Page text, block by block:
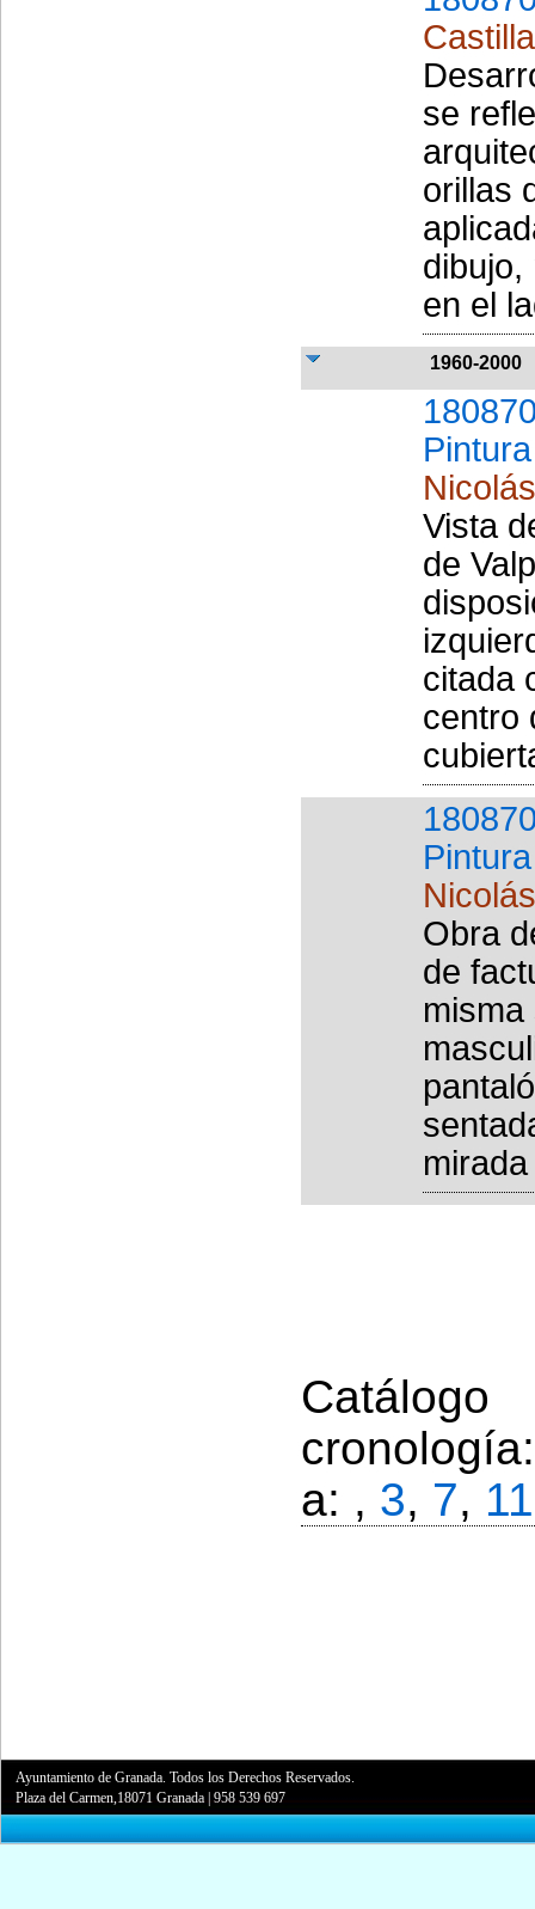
se
orillas
dibujo,
en el
1960-2000
Pintura
Vista
de
citada
centro
Pintura
Obra
de
a: , 3, 7, 11
Ayuntamiento de Granada. Todos los Derechos Reservados.
Plaza del Carmen,18071 Granada |958 539 697